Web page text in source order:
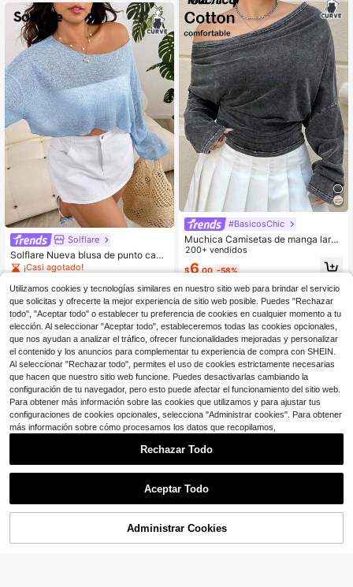
Solflare
Solflare Nueva blusa de punto casu
al y versátil para primavera/verano,
con hombro asimétrico y manga lar
ga, corte holgado, color azul claro,
adecuada para uso al aire libre, diar
io, fiesta, trayecto, festival de músic
a, vuelta al colegio, graduación, va
caciones en la playa, ropa urbana,
ocio, compras, paseo por la ciudad,
para múltiples ocasiones, se puede
usar sola o en capas, con textura de
canalé transparente
¡Casi agotado!
$5 .82 -41%
#BasicosChic
Muchica Camisetas de manga larga
con cuello asimétrico de talla grand
e para mujer, conjuntos de mezclill
a, conjuntos cómodos de ropa de m
ujer, ropa de mujer de algodón para
otoño/invierno, hombros descubiert
os de manga larga, otoño, Navidad,
Año Nuevo, Acción de Gracias, fiest
a, boda, playa, elegante, casual, sal
ida, cita, cita, viaje
200+ vendidos
$6.00 -58%
¡43% DE DESCUENTO! AÑADIR A LA BOLSA
Utilizamos cookies y tecnologías similares en nuestro sitio web para brindar el servicio
que solicitas y ofrecerte la mejor experiencia de sitio web posible. Puedes "Rechazar
todo", "Aceptar todo" o establecer tu preferencia de cookies en cualquier momento a tu
elección. Al seleccionar "Aceptar todo", estableceremos todas las cookies opcionales,
que nos ayudan a analizar el tráfico, ofrecer funcionalidades mejoradas y personalizar
el contenido y los anuncios para complementar tu experiencia de compra con SHEIN.
Al seleccionar "Rechazar todo", permites el uso de cookies estrictamente necesarias
que hacen que nuestro sitio web funcione. Puedes desactivarlas cambiando la
configuración de tu navegador, pero esto puede afectar el funcionamiento del sitio web.
Para obtener más información sobre las cookies que utilizamos y para ajustar tus
configuraciones de cookies opcionales, selecciona "Administrar cookies". Para obtener
más información sobre cómo procesamos los datos que recopilamos,
Rechazar Todo
Aceptar Todo
Administrar Cookies